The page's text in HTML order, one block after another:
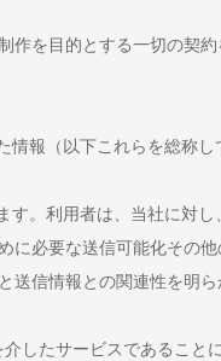
作を目的とする一切の契約
情報（以下これらを総称し
す。利用者は、当社に対し
に必要な送信可能化その他
送信情報との関連性を明ら
したサービスであること